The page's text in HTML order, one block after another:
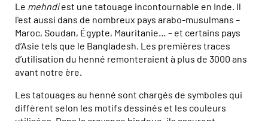
Le mehndiest une tatouage incontournable en Inde. Il
l'est aussi dans de nombreux pays arabo-musulmans –
Maroc, Soudan, Égypte, Mauritanie… – et certains pays
d’Asie tels que le Bangladesh. Les premières traces
d’utilisation du henné remonteraient à plus de 3000 ans
avant notre ère.
Les tatouages au henné sont chargés de symboles qui
diffèrent selon les motifs dessinés et les couleurs